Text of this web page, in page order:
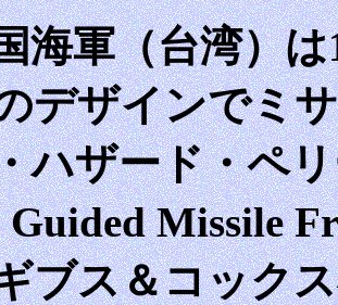
海軍（台湾）は
デザインでミ
ハザード・ペ
Guided Missile
ブス＆コック